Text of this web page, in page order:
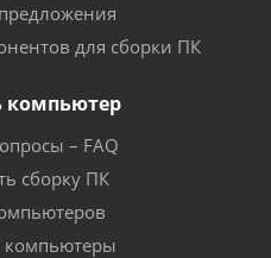
для сборки ПК
компьютер
– FAQ
сборку ПК
компьютеры